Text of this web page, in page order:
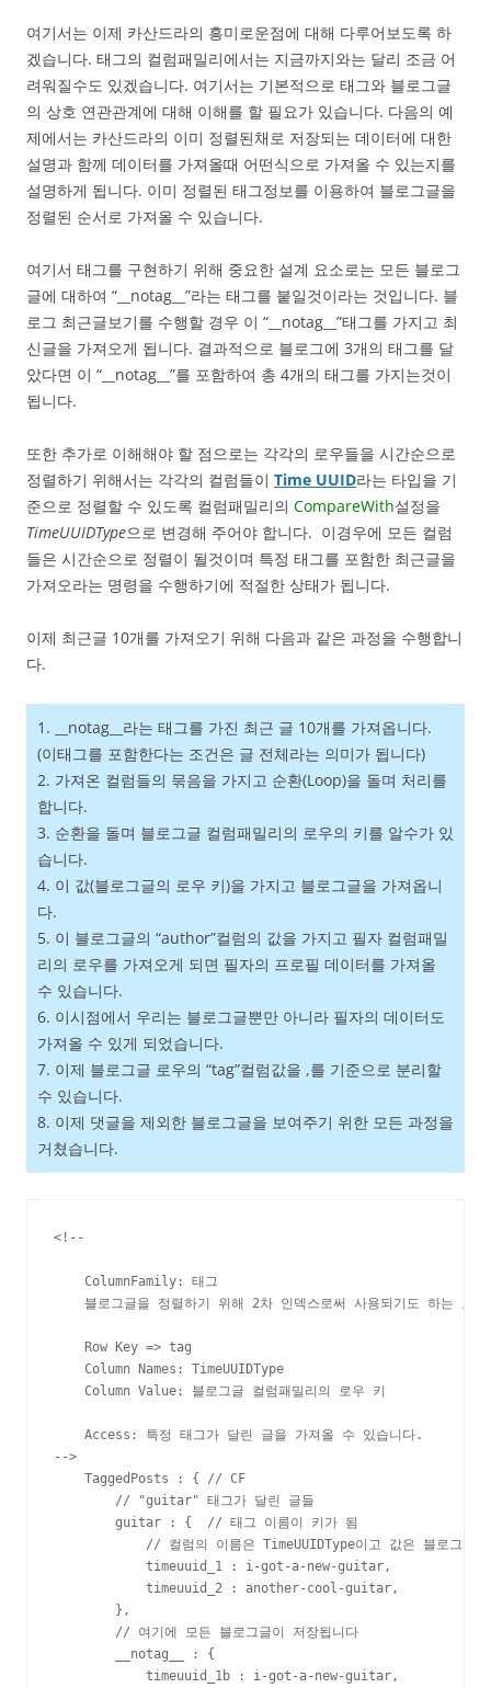
여기서는 이제 카산드라의 흥미로운점에 대해 다루어보도록 하
겠습니다. 태그의 컬럼패밀리에서는 지금까지와는 달리 조금 어
려워질수도 있겠습니다. 여기서는 기본적으로 태그와 블로그글
의 상호 연관관계에 대해 이해를 할 필요가 있습니다. 다음의 예
제에서는 카산드라의 이미 정렬된채로 저장되는 데이터에 대한
설명과 함께 데이터를 가져올때 어떤식으로 가져올 수 있는지를
설명하게 됩니다. 이미 정렬된 태그정보를 이용하여 블로그글을
정렬된 순서로 가져올 수 있습니다.
여기서 태그를 구현하기 위해 중요한 설계 요소로는 모든 블로그
글에 대하여 “__notag__”라는 태그를 붙일것이라는 것입니다. 블
로그 최근글보기를 수행할 경우 이 “__notag__”태그를 가지고 최
신글을 가져오게 됩니다. 결과적으로 블로그에 3개의 태그를 달
았다면 이 “__notag__”를 포함하여 총 4개의 태그를 가지는것이
됩니다.
또한 추가로 이해해야 할 점으로는 각각의 로우들을 시간순으로
정렬하기 위해서는 각각의 컬럼들이 Time UUID라는 타입을 기
준으로 정렬할 수 있도록 컬럼패밀리의 CompareWith설정을
TimeUUIDType으로 변경해 주어야 합니다. 이경우에 모든 컬럼
들은 시간순으로 정렬이 될것이며 특정 태그를 포함한 최근글을
가져오라는 명령을 수행하기에 적절한 상태가 됩니다.
이제 최근글 10개를 가져오기 위해 다음과 같은 과정을 수행합니
다.
1. __notag__라는 태그를 가진 최근 글 10개를 가져옵니다.
(이태그를 포함한다는 조건은 글 전체라는 의미가 됩니다)
2. 가져온 컬럼들의 묶음을 가지고 순환(Loop)을 돌며 처리를
합니다.
3. 순환을 돌며 블로그글 컬럼패밀리의 로우의 키를 알수가 있
습니다.
4. 이 값(블로그글의 로우 키)을 가지고 블로그글을 가져옵니
다.
5. 이 블로그글의 “author”컬럼의 값을 가지고 필자 컬럼패밀
리의 로우를 가져오게 되면 필자의 프로필 데이터를 가져올
수 있습니다.
6. 이시점에서 우리는 블로그글뿐만 아니라 필자의 데이터도
가져올 수 있게 되었습니다.
7. 이제 블로그글 로우의 “tag”컬럼값을 ,를 기준으로 분리할
수 있습니다.
8. 이제 댓글을 제외한 블로그글을 보여주기 위한 모든 과정을
거쳤습니다.
<!--
ColumnFamily: 태그
블로그글을 정렬하기 위해 2차 인덱스로써 사용되기도 하는 요소
Row Key => tag
Column Names: TimeUUIDType
Column Value: 블로그글 컬럼패밀리의 로우 키
Access: 특정 태그가 달린 글을 가져올 수 있습니다.
-->
TaggedPosts : { // CF
// "guitar" 태그가 달린 글들
guitar : {  // 태그 이름이 키가 됨
// 컬럼의 이름은 TimeUUIDType이고 값은 블로그글의
timeuuid_1 : i-got-a-new-guitar,
timeuuid_2 : another-cool-guitar,
},
// 여기에 모든 블로그글이 저장됩니다
__notag__ : {
timeuuid_1b : i-got-a-new-guitar,